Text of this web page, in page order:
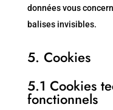
données vous
balises invisibles.
5. Cookies
5.1 Cookies
fonctionnels